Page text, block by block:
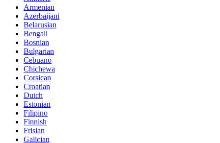
Armenian
Azerbaijani
Belarusian
Bengali
Bosnian
Bulgarian
Cebuano
Chichewa
Corsican
Croatian
Dutch
Estonian
Filipino
Finnish
Frisian
Galician